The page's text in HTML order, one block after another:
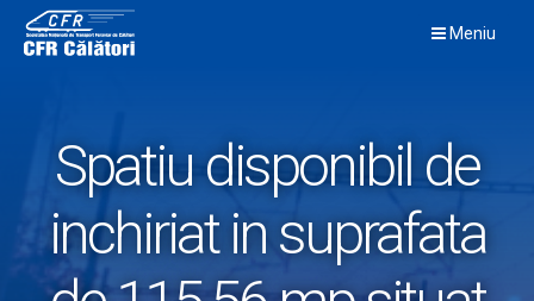
content
Meniu
Spatiu disponibil de
inchiriat in suprafata